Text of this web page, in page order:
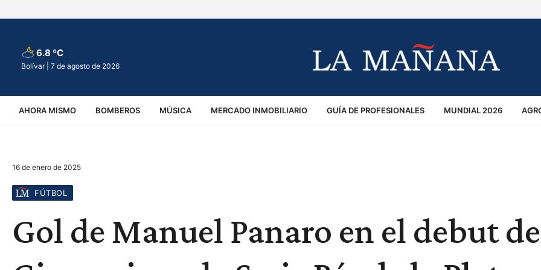
6.8 ºC
Bolívar | 7 de agosto de 2026
AHORA MISMO BOMBEROS MÚSICA MERCADO INMOBILIARIO GUÍA DE PROFESIONALES MUNDIAL 2026
VIRALES ACCIDENTES
16 de enero de 2025
FÚTBOL
Gol de Manuel Panaro en el debut de